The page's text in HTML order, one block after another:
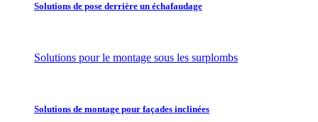
Solutions de pose derrière un échafaudage
Solutions pour le montage sous les surplombs
Solutions de montage pour façades inclinées